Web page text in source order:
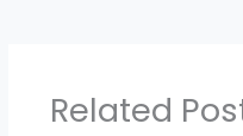
Related